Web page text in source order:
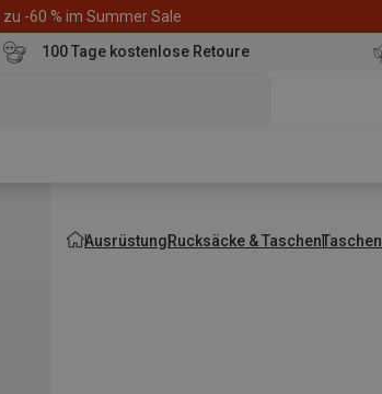
-60 % im Summer Sale
100 Tage kostenlose Retoure
AusrüstungRucksäcke & TaschenTaschen